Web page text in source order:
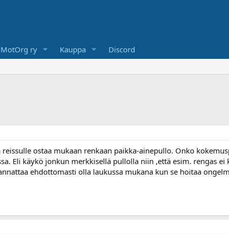
MotOrg ry Kauppa Discord
reissulle ostaa mukaan renkaan paikka-ainepullo. Onko
Eli käykö jonkun merkkisellä pullolla niin ,että esim. rengas
ehdottomasti olla laukussa mukana kun se hoitaa